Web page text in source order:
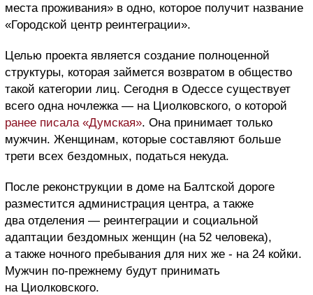
места проживания» в одно, которое получит название
«Городской центр реинтеграции».
Целью проекта является создание полноценной
структуры, которая займется возвратом в общество
такой категории лиц. Сегодня в Одессе существует
всего одна ночлежка — на Циолковского, о которой
ранее писала «Думская». Она принимает только
мужчин. Женщинам, которые составляют больше
трети всех бездомных, податься некуда.
После реконструкции в доме на Балтской дороге
разместится администрация центра, а также
два отделения — реинтеграции и социальной
адаптации бездомных женщин (на 52 человека),
а также ночного пребывания для них же - на 24 койки.
Мужчин по-прежнему будут принимать
на Циолковского.